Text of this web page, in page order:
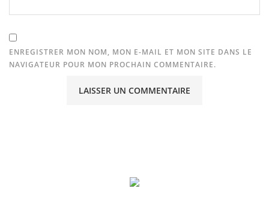
ENREGISTRER MON NOM, MON E-MAIL ET MON SITE DANS LE
NAVIGATEUR POUR MON PROCHAIN COMMENTAIRE.